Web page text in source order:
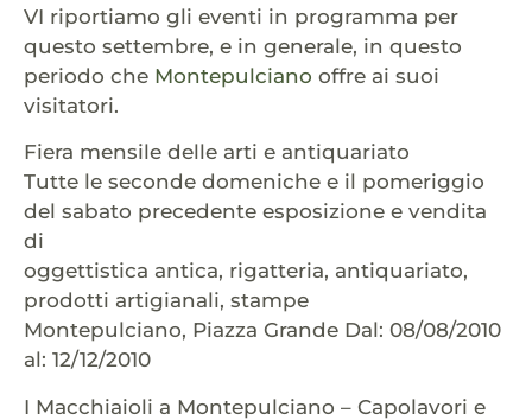
VI riportiamo gli eventi in programma per
questo settembre, e in generale, in questo
periodo che Montepulciano offre ai suoi
visitatori.
Fiera mensile delle arti e antiquariato
Tutte le seconde domeniche e il pomeriggio
del sabato precedente esposizione e vendita
di
oggettistica antica, rigatteria, antiquariato,
prodotti artigianali, stampe
Montepulciano, Piazza Grande Dal: 08/08/2010
al: 12/12/2010
I Macchiaioli a Montepulciano – Capolavori e